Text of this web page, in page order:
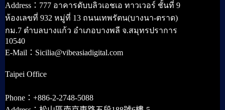
Address：777 อาคารดับบลิวเอชเอ ทาวเวอร์ ชั้นที่ 9
ห้องเลขที่ 932 หมู่ที่ 13 ถนนเทพรัตน(บางนา-ตราด)
กม.7 ตำบลบางแก้ว อำเภอบางพลี จ.สมุทรปราการ
10540
E-Mail：Sicilia@vibeasiadigital.com
Taipei Office
Phone：+886-2-2748-5088